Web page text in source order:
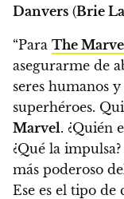
Danvers (Brie
“Para The
asegurarme de
seres humanos
superhéroes.
Marvel. ¿Quién
¿Qué la
más poderoso
Ese es el tipo de